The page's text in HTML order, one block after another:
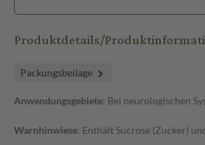
Produktdetails/
Packungsbeilage
Anwendungsgebiete: Bei neurologischen
Warnhinwiese: Enthält Sucrose (Zucker)